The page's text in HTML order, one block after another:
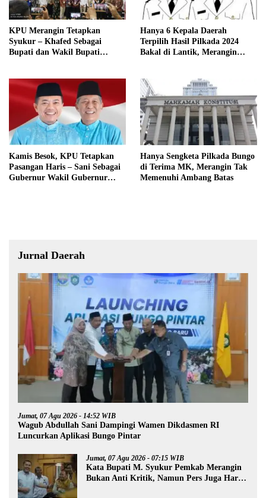
KPU Merangin Tetapkan
Syukur – Khafed Sebagai
Bupati dan Wakil Bupati
Hanya 6 Kepala Daerah
Terpilih Hasil Pilkada 2024
Bakal di Lantik, Merangin
Kamis Besok, KPU Tetapkan
Pasangan Haris – Sani Sebagai
Gubernur Wakil Gubernur
Hanya Sengketa Pilkada Bungo
di Terima MK, Merangin Tak
Memenuhi Ambang Batas
Jurnal Daerah
Jumat, 07 Agu 2026 - 14:52 WIB
Wagub Abdullah Sani Dampingi Wamen Dikdasmen RI
Luncurkan Aplikasi Bungo Pintar
Jumat, 07 Agu 2026 - 07:15 WIB
Kata Bupati M. Syukur Pemkab Merangin
Bukan Anti Kritik, Namun Pers Juga Harus